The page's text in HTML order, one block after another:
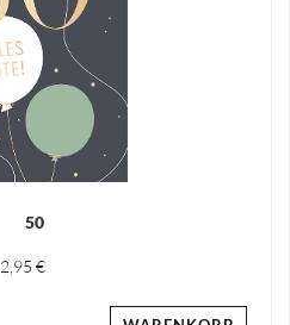
50
2,95 €